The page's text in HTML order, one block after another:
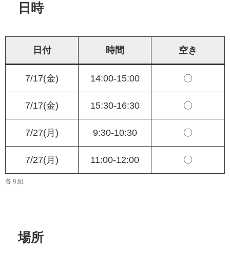
日時
日付 時間 空き
7/17(金) 14:00-15:00 〇
7/17(金) 15:30-16:30 〇
7/27(月) 9:30-10:30 〇
7/27(月) 11:00-12:00 〇
各８組
場所